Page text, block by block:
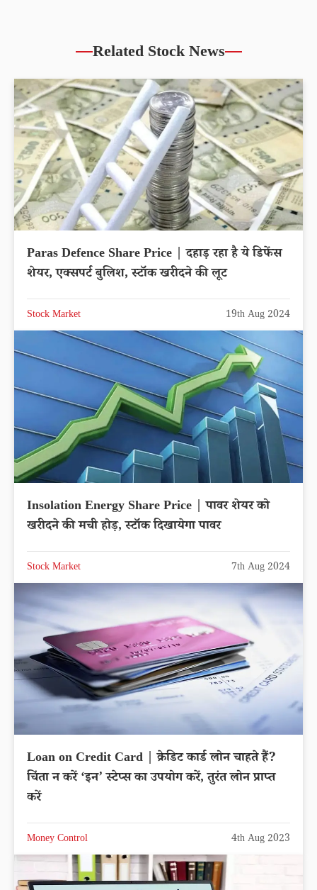
Related Stock News
Paras Defence Share Price | दहाड़ रहा है ये डिफेंस
शेयर, एक्सपर्ट बुलिश, स्टॉक खरीदने की लूट
Stock Market 19th Aug 2024
Insolation Energy Share Price | पावर शेयर को
खरीदने की मची होड़, स्टॉक दिखायेगा पावर
Stock Market 7th Aug 2024
Loan on Credit Card | क्रेडिट कार्ड लोन चाहते हैं?
चिंता न करें ‘इन’ स्टेप्स का उपयोग करें, तुरंत लोन प्राप्त
करें
Money Control 4th Aug 2023